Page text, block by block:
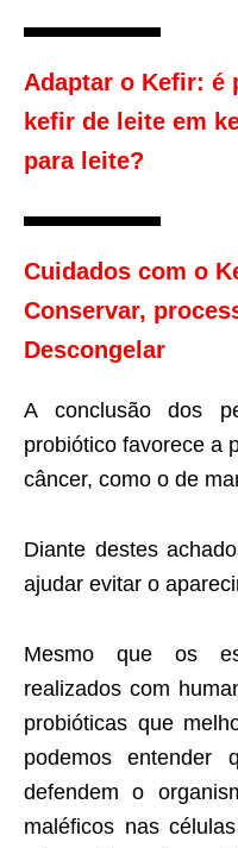
Adaptar o Kefir: é
kefir de leite em
para leite?
Cuidados com o
Conservar,
Descongelar
A conclusão dos
probiótico favorece a
câncer, como o de
Diante destes
ajudar evitar o
Mesmo que os
realizados com
probióticas que
podemos entender
defendem o
maléficos nas